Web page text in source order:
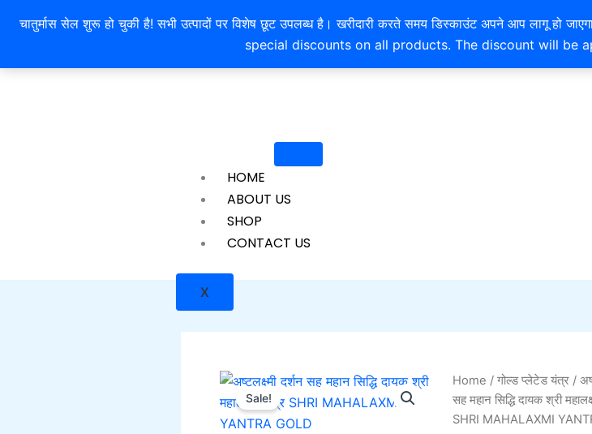
चातुर्मास सेल शुरू हो चुकी है! सभी उत्पादों पर विशेष छूट उपलब्ध है। खरीदारी करते समय डिस्काउंट अपने आप लागू
special discounts on all products. The discount will be
EXTRA 10% OFF ON
HOME
ABOUT US
SHOP
CONTACT US
X
Sale!
Home /गोल्ड प्लेटेड यंत्र /
सह महान सिद्धि दायक श्री
SHRI MAHALAXMIprice
अष्टलक्ष्मी
दर्शन
महान